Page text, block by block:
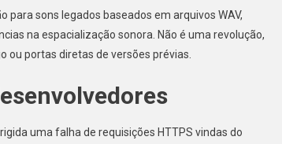
sons legados baseados em arquivos WAV,
na espacialização sonora. Não é uma revolução,
ou portas diretas de versões prévias.
uma falha de requisições HTTPS vindas do